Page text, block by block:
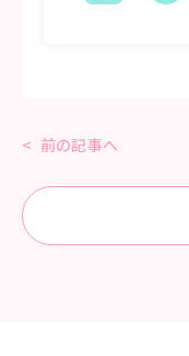
前の記事へ